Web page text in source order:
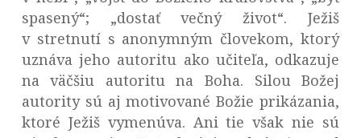
spasený“; „dostať večný život“. Ježiš
v stretnutí s anonymným človekom, ktorý
uznáva jeho autoritu ako učiteľa, odkazuje
na väčšiu autoritu na Boha. Silou Božej
autority sú aj motivované Božie prikázania,
ktoré Ježiš vymenúva. Ani tie však nie sú